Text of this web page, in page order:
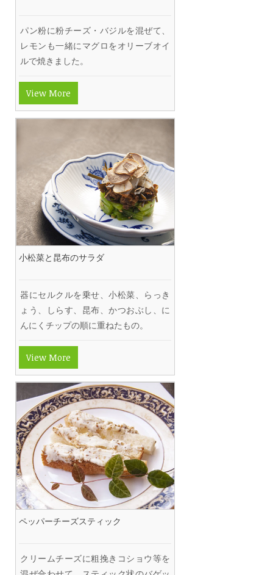
パン粉に粉チーズ・バジルを混ぜて、
レモンも一緒にマグロをオリーブオイ
ルで焼きました。
View More
小松菜と昆布のサラダ
器にセルクルを乗せ、小松菜、らっき
ょう、しらす、昆布、かつおぶし、に
んにくチップの順に重ねたもの。
View More
ペッパーチーズスティック
クリームチーズに粗挽きコショウ等を